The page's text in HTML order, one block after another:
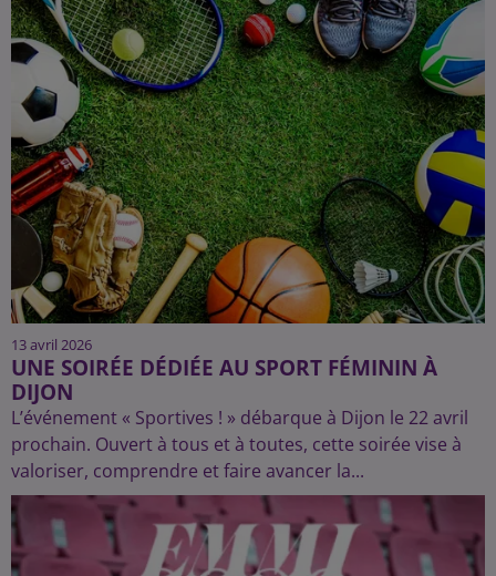
13 avril 2026
UNE SOIRÉE DÉDIÉE AU SPORT FÉMININ À
DIJON
L’événement « Sportives ! » débarque à Dijon le 22 avril
prochain. Ouvert à tous et à toutes, cette soirée vise à
valoriser, comprendre et faire avancer la...